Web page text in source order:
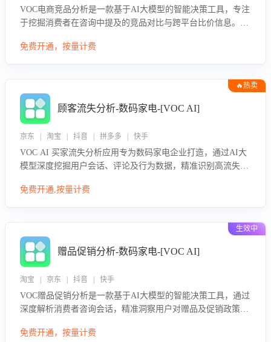
VOC电商竞品分析是一款基于AI大模型的智能决策工具，专注
于挖掘消费者在咨询中提及的竞品对比与跨平台比价信息。该
息，进行多维度交叉对比，并分析消费者的比价行为。通过提
免费开通，按量计费
🔥热卖
顾客流失分析-数码家电-[VOC AI]
京东 | 淘宝 | 抖音 | 拼多多 | 快手
VOC AI 买家流失分析应用专为数码家电企业打造，通过AI大
模型深度挖掘用户会话、评论及行为数据，精准识别高流失风
迟、竞品价格冲击等。系统自动输出可落地的挽回策略，迅速
免费开通,按量计费
生效中
赠品促销分析-数码家电-[VOC AI]
淘宝 | 京东 | 抖音 | 快手
VOC赠品促销分析是一款基于AI大模型的智能决策工具，通过
深度解析消费者咨询会话，精准洞察用户对赠品及促销政策的
求，帮助企业制定个性化赠品组合策略，优化资源投放并淘汰
免费开通，按量计费